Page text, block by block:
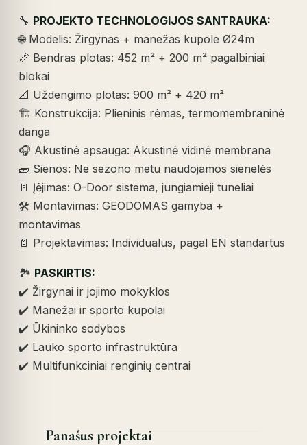
🔧 PROJEKTO TECHNOLOGIJOS SANTRAUKA:
🌐 Modelis: Žirgynas + manežas kupole Ø24m
📏 Bendras plotas: 452 m² + 200 m² pagalbiniai
blokai
📐 Uždengimo plotas: 900 m² + 420 m²
🏗️ Konstrukcija: Plieninis rėmas, termomembraninė
danga
🎧 Akustinė apsauga: Akustinė vidinė membrana
🧱 Sienos: Ne sezono metu naudojamos sienelės
🚪 Įėjimas: O-Door sistema, jungiamieji tuneliai
🛠️ Montavimas: GEODOMAS gamyba +
montavimas
📄 Projektavimas: Individualus, pagal EN standartus
🏞️ PASKIRTIS:
✔️ Žirgynai ir jojimo mokyklos
✔️ Manežai ir sporto kupolai
✔️ Ūkininko sodybos
✔️ Lauko sporto infrastruktūra
✔️ Multifunkciniai renginių centrai
Panašus projektai